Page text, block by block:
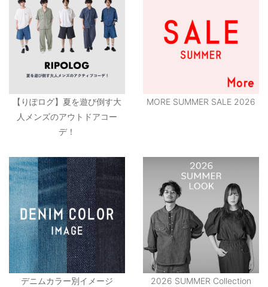
【りぽログ】夏を遊び倒す大
人メンズのアウトドアコー
デ！
MORE SUMMER SALE 2026
デニムカラー別イメージ
2026 SUMMER Collection